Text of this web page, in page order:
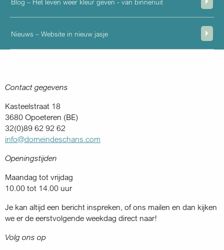
Nieuws – Website in nieuw jasje
Contact gegevens
Kasteelstraat 18
3680 Opoeteren (BE)
32(0)89 62 92 62
info@domeindeschans.com
Openingstijden
Maandag tot vrijdag
10.00 tot 14.00 uur
Je kan altijd een bericht inspreken, of ons mailen en dan kijken
we er de eerstvolgende weekdag direct naar!
Volg ons op